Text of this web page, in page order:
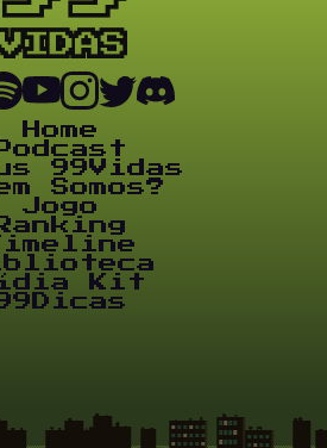
Home
Podcast
99Vidas
Somos?
Jogo
Ranking
Kit